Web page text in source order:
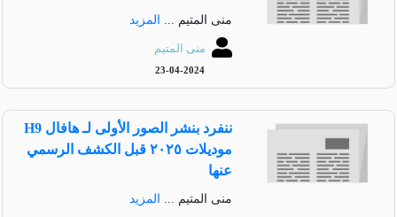
منى المتيم ... المزيد
منى المتيم
23-04-2024
ننفرد بنشر الصور الأولى لـ هافال H9
موديلات ٢٠٢٥ قبل الكشف الرسمي
عنها
منى المتيم ... المزيد